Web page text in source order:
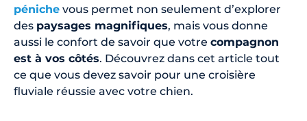
péniche vous permet non seulement d’explorer
des paysages magnifiques, mais vous donne
aussi le confort de savoir que votre compagnon
est à vos côtés. Découvrez dans cet article tout
ce que vous devez savoir pour une croisière
fluviale réussie avec votre chien.